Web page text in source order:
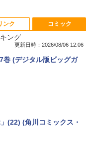
新生活応援 豪華特典
第8世代｜最大180日
世代｜中古ノートパソ
ンキー付き｜ノートパ
付き｜ノートパ
ト】【新生活応援・
PRO GAMING Co
USB3.0 HDMI ジャ
より安定 4C/4T 最大
SSD ミニパソコン U
高速2.4G/5GWi-Fi B
士通 23.8型液晶ディ
/ B24-9 TS/ FullHD
フ
イド 液晶モニター
100Hz FHD VAパネル
ーライト軽減 ノング
が落ちてくると
ていた （一般書 51
送編『いしぶみ』 ]
オフホワイト
ブラック
Flo Milli, ATL Jacob
Flo Milli, ATL Jacob
ンク
ベルレス 500ml ×24本
ウム含有 水 ミネラル
い・ろ・は・す 2L P
コミック
ング
更新日時：2026/08/06 12:06
巻 (デジタル版ビッグガ
(22) (角川コミックス・